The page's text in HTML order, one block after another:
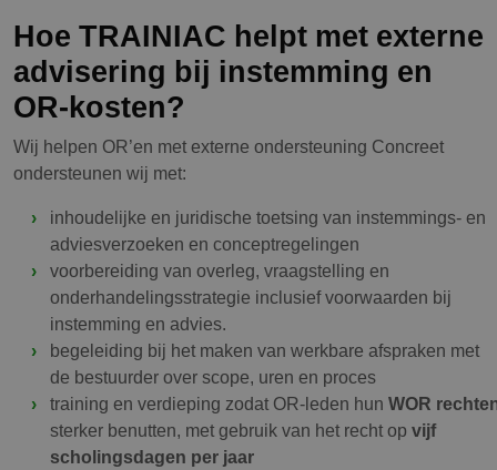
Hoe TRAINIAC helpt met externe
advisering bij instemming en
OR-kosten?
Wij helpen OR’en met externe ondersteuning Concreet
ondersteunen wij met:
inhoudelijke en juridische toetsing van instemmings- en
adviesverzoeken en conceptregelingen
voorbereiding van overleg, vraagstelling en
onderhandelingsstrategie inclusief voorwaarden bij
instemming en advies.
begeleiding bij het maken van werkbare afspraken met
de bestuurder over scope, uren en proces
training en verdieping zodat OR-leden hun WOR
sterker benutten, met gebruik van het recht op vijf
scholingsdagen per jaar